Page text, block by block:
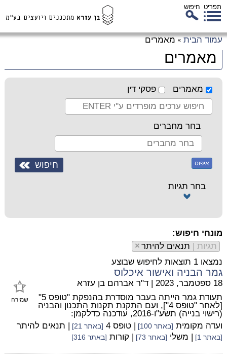
תפריט חיפוש
עמוד הבית » מאמרים
מאמרים
מאמרים פסקי דין
בחר מחברים
איפוס
בחר תגיות
מונחי חיפוש:
תגיות | תנאים להיתר ×
נמצאו 1 תוצאות לחיפוש שבוצע
גמר הבניה ואישור איכלוס
שמירה
18 ספטמבר, 2023 | ד"ר אברהם בן עזרא
תעודת גמר הייתה בעבר מוסדרת בהנפקת "טופס 5"
[לאחר "טופס 4"], ועם התקנת תקנות התכנון והבניה
(רישוי בנייה) תשע"ו-2016, עודכנה כדלקמן:
ועדה מקומית [באתר 100] | טופס 4 [באתר 21] | תנאים להיתר
[באתר 1] | משלי [באתר 73] | קורות [באתר 316]